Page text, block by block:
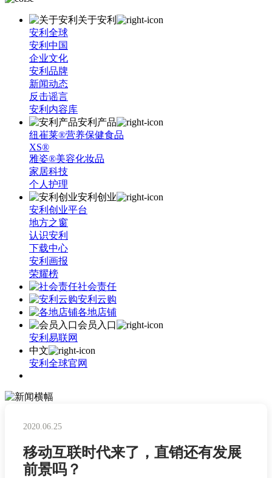
关于安利
安利全球
安利中国
企业文化
安利品牌
新闻动态
反击谣言
安利内容库
安利产品
纽崔莱®营养保健食品
XS®
雅姿®美容化妆品
家居科技
个人护理
安利创业
安利创业平台
地方之窗
认识安利
下载中心
安利画报
荣耀榜
社会责任
安利云购
各地店铺
会员入口
安利易联网
中文
安利全球官网
2020.06.25
移动互联时代来了，直销还有发展
前景吗？